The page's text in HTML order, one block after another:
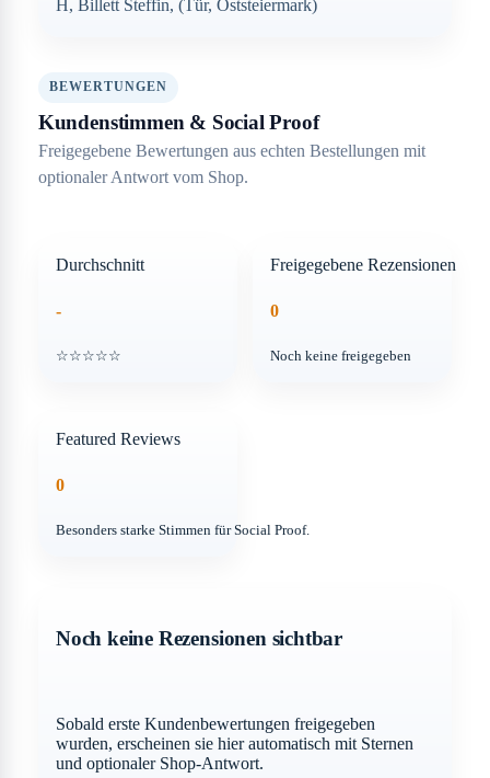
H, Billett Steffin, (Tür, Oststeiermark)
BEWERTUNGEN
Kundenstimmen & Social Proof
Freigegebene Bewertungen aus echten Bestellungen mit
optionaler Antwort vom Shop.
Durchschnitt
-
☆☆☆☆☆
Freigegebene Rezensionen
0
Noch keine freigegeben
Featured Reviews
0
Besonders starke Stimmen für Social Proof.
Noch keine Rezensionen sichtbar
Sobald erste Kundenbewertungen freigegeben
wurden, erscheinen sie hier automatisch mit Sternen
und optionaler Shop-Antwort.